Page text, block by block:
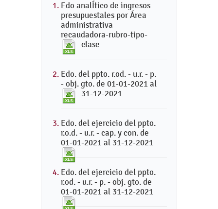
Edo analÍtico de ingresos
presupuestales por Área
administrativa
recaudadora-rubro-tipo-
clase
Edo. del ppto. r.od. - u.r. - p.
- obj. gto. de 01-01-2021 al
31-12-2021
Edo. del ejercicio del ppto.
r.o.d. - u.r. - cap. y con. de
01-01-2021 al 31-12-2021
Edo. del ejercicio del ppto.
r.od. - u.r. - p. - obj. gto. de
01-01-2021 al 31-12-2021